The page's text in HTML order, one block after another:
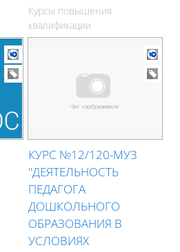
Курсы повышения
квалификации
КУРС №12/120-МУЗ
"ДЕЯТЕЛЬНОСТЬ
ПЕДАГОГА
ДОШКОЛЬНОГО
ОБРАЗОВАНИЯ В
УСЛОВИЯХ